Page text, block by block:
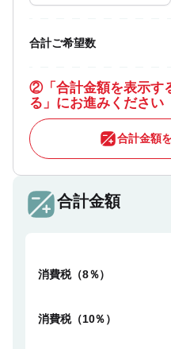
合計ご希望数
②「合計金額を表示す
る」にお進みください
合計金額
合計金額
消費税（8％）
消費税（10％）